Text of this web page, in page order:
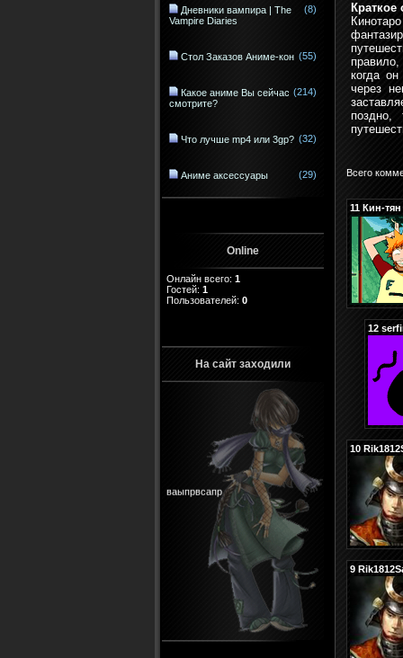
Дневники вампира | The
Vampire Diaries
(8)
Стол Заказов Аниме-кон (55)
Какое аниме Вы сейчас
смотрите?
(214)
Что лучше mp4 или 3gp? (32)
Аниме аксессуары (29)
Online
Онлайн всего: 1
Гостей: 1
Пользователей: 0
На сайт заходили
ваыпрвсапр
Краткое
когда
через
поздно,
Всего
11 Кин-тян
12
10
9